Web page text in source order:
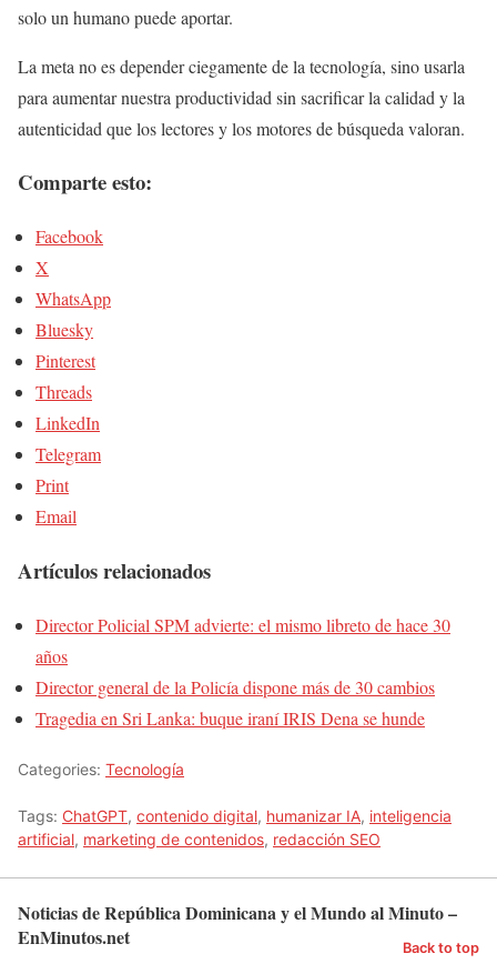
solo un humano puede aportar.
La meta no es depender ciegamente de la tecnología, sino usarla
para aumentar nuestra productividad sin sacrificar la calidad y la
autenticidad que los lectores y los motores de búsqueda valoran.
Comparte esto:
Facebook
X
WhatsApp
Bluesky
Pinterest
Threads
LinkedIn
Telegram
Print
Email
Artículos relacionados
Director Policial SPM advierte: el mismo libreto de hace 30
años
Director general de la Policía dispone más de 30 cambios
Tragedia en Sri Lanka: buque iraní IRIS Dena se hunde
Categories: Tecnología
Tags: ChatGPT, contenido digital, humanizar IA, inteligencia
artificial, marketing de contenidos, redacción SEO
Noticias de República Dominicana y el Mundo al Minuto –
EnMinutos.net
Back to top